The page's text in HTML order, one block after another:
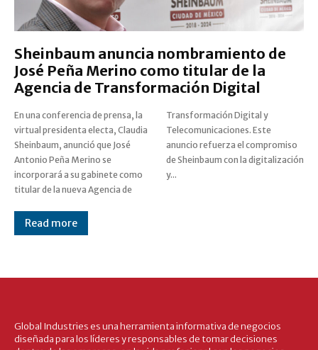
Sheinbaum anuncia nombramiento de
José Peña Merino como titular de la
Agencia de Transformación Digital
En una conferencia de prensa, la
virtual presidenta electa, Claudia
Sheinbaum, anunció que José
Antonio Peña Merino se
incorporará a su gabinete como
titular de la nueva Agencia de
Transformación Digital y
Telecomunicaciones. Este
anuncio refuerza el compromiso
de Sheinbaum con la digitalización
y...
Read more
Global Industries es una herramienta informativa de negocios
diseñada para los líderes y responsables de tomar decisiones